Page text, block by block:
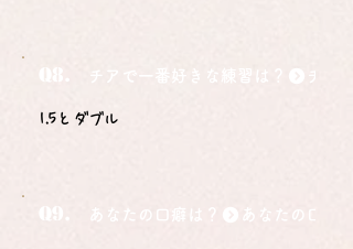
Q8. チアで一番好きな練習は？
1.5とダブル
Q9. あなたの口癖は？